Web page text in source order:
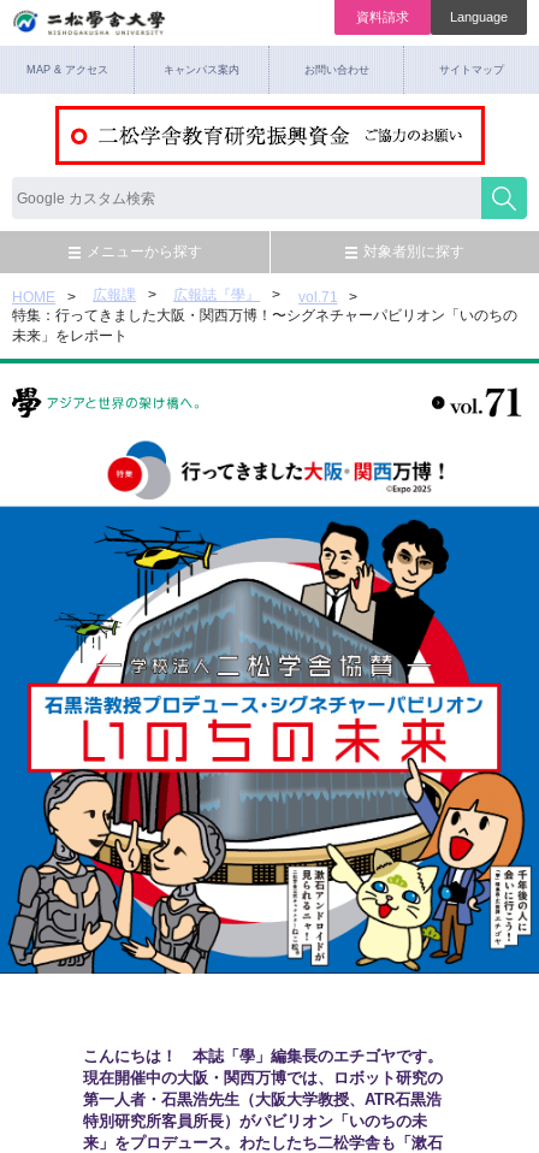
資料請求 Language
MAP & アクセス キャンパス案内 お問い合わせ サイトマップ
メニューから探す 対象者別に探す
HOME 広報課 広報誌『學』
vol.71
特集：行ってきました大阪・関西万博！〜シグネチャーパビリオン「いのちの
未来」をレポート
こんにちは！ 本誌「學」編集長のエチゴヤです。
現在開催中の大阪・関西万博では、ロボット研究の
第一人者・石黒浩先生（大阪大学教授、ATR石黒浩
特別研究所客員所長）がパビリオン「いのちの未
来」をプロデュース。わたしたち二松学舎も「漱石